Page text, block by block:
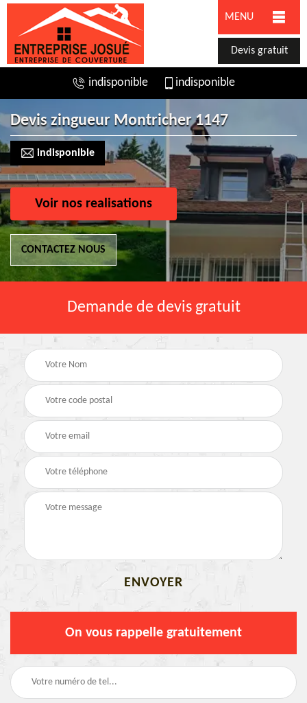
MENU
Devis gratuit
indisponible indisponible
Devis zingueur Montricher 1147
indisponible
Voir nos realisations
CONTACTEZ NOUS
Demande de devis gratuit
On vous rappelle gratuitement